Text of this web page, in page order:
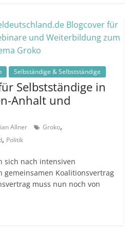
Selbständige & Selbstständige
Selbstständige in
Anhalt und
Allner Groko,
, Politik
sich nach intensiven
gemeinsamen Koalitionsvertrag
muss nun noch von